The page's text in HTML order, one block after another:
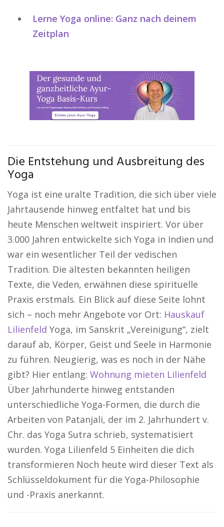
Lerne Yoga online: Ganz nach deinem
Zeitplan
Die Entstehung und Ausbreitung des
Yoga
Yoga ist eine uralte Tradition, die sich über viele
Jahrtausende hinweg entfaltet hat und bis
heute Menschen weltweit inspiriert. Vor über
3.000 Jahren entwickelte sich Yoga in Indien und
war ein wesentlicher Teil der vedischen
Tradition. Die ältesten bekannten heiligen
Texte, die Veden, erwähnen diese spirituelle
Praxis erstmals. Ein Blick auf diese Seite lohnt
sich – noch mehr Angebote vor Ort: Hauskauf
Lilienfeld Yoga, im Sanskrit „Vereinigung“, zielt
darauf ab, Körper, Geist und Seele in Harmonie
zu führen. Neugierig, was es noch in der Nähe
gibt? Hier entlang: Wohnung mieten Lilienfeld
Über Jahrhunderte hinweg entstanden
unterschiedliche Yoga-Formen, die durch die
Arbeiten von Patanjali, der im 2. Jahrhundert v.
Chr. das Yoga Sutra schrieb, systematisiert
wurden. Yoga Lilienfeld 5 Einheiten die dich
transformieren Noch heute wird dieser Text als
Schlüsseldokument für die Yoga-Philosophie
und -Praxis anerkannt.